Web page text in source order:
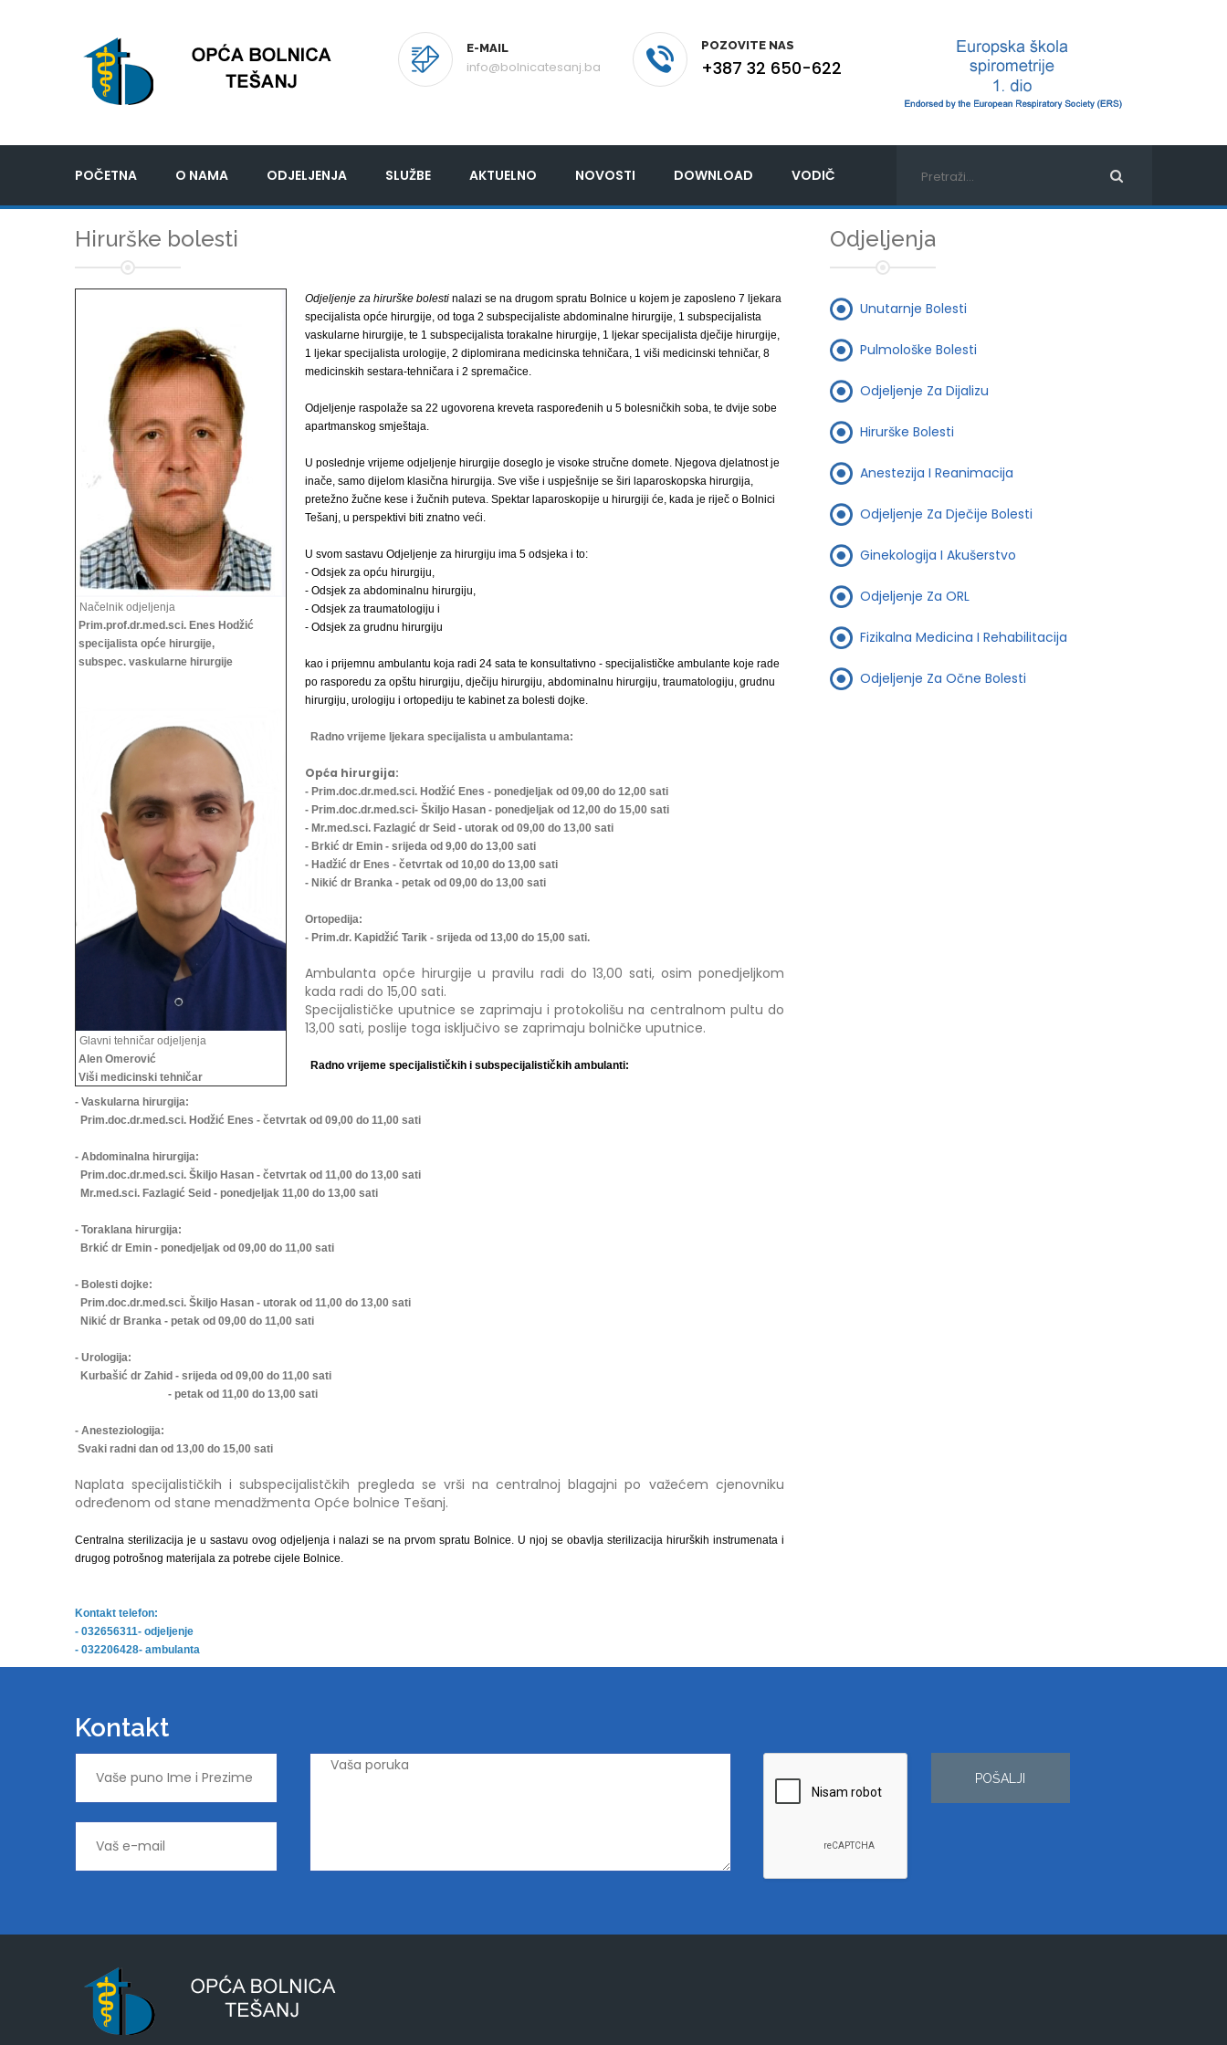
E-MAIL
info@bolnicatesanj.ba
POZOVITE NAS
+387 32 650-622
POČETNA O NAMA ODJELJENJA SLUŽBE AKTUELNO NOVOSTI DOWNLOAD VODIČ
Hirurške bolesti
Načelnik odjeljenja
Prim.prof.dr.med.sci. Enes Hodžić
specijalista opće hirurgije,
subspec. vaskularne hirurgije
Glavni tehničar odjeljenja
Alen Omerović
Viši medicinski tehničar
Odjeljenje za hirurške bolesti nalazi se na drugom spratu Bolnice u kojem je zaposleno 7 ljekara
specijalista opće hirurgije, od toga 2 subspecijaliste abdominalne hirurgije, 1 subspecijalista
vaskularne hirurgije, te 1 subspecijalista torakalne hirurgije, 1 ljekar specijalista dječije hirurgije,
1 ljekar specijalista urologije, 2 diplomirana medicinska tehničara, 1 viši medicinski tehničar, 8
medicinskih sestara-tehničara i 2 spremačice.
Odjeljenje raspolaže sa 22 ugovorena kreveta raspoređenih u 5 bolesničkih soba, te dvije sobe
apartmanskog smještaja.
U poslednje vrijeme odjeljenje hirurgije doseglo je visoke stručne domete. Njegova djelatnost je
inače, samo dijelom klasična hirurgija. Sve više i uspješnije se širi laparoskopska hirurgija,
pretežno žučne kese i žučnih puteva. Spektar laparoskopije u hirurgiji će, kada je riječ o Bolnici
Tešanj, u perspektivi biti znatno veći.
U svom sastavu Odjeljenje za hirurgiju ima 5 odsjeka i to:
- Odsjek za opću hirurgiju,
- Odsjek za abdominalnu hirurgiju,
- Odsjek za traumatologiju i
- Odsjek za grudnu hirurgiju
kao i prijemnu ambulantu koja radi 24 sata te konsultativno - specijalističke ambulante koje rade
po rasporedu za opštu hirurgiju, dječiju hirurgiju, abdominalnu hirurgiju, traumatologiju, grudnu
hirurgiju, urologiju i ortopediju te kabinet za bolesti dojke.
Radno vrijeme ljekara specijalista u ambulantama:
Opća hirurgija:
- Prim.doc.dr.med.sci. Hodžić Enes - ponedjeljak od 09,00 do 12,00 sati
- Prim.doc.dr.med.sci- Škiljo Hasan - ponedjeljak od 12,00 do 15,00 sati
- Mr.med.sci. Fazlagić dr Seid - utorak od 09,00 do 13,00 sati
- Brkić dr Emin - srijeda od 9,00 do 13,00 sati
- Hadžić dr Enes - četvrtak od 10,00 do 13,00 sati
- Nikić dr Branka - petak od 09,00 do 13,00 sati
Ortopedija:
- Prim.dr. Kapidžić Tarik - srijeda od 13,00 do 15,00 sati.
Ambulanta opće hirurgije u pravilu radi do 13,00 sati, osim ponedjeljkom
kada radi do 15,00 sati.
Specijalističke uputnice se zaprimaju i protokolišu na centralnom pultu do
13,00 sati, poslije toga isključivo se zaprimaju bolničke uputnice.
Radno vrijeme specijalističkih i subspecijalističkih ambulanti:
- Vaskularna hirurgija:
Prim.doc.dr.med.sci. Hodžić Enes - četvrtak od 09,00 do 11,00 sati
- Abdominalna hirurgija:
Prim.doc.dr.med.sci. Škiljo Hasan - četvrtak od 11,00 do 13,00 sati
Mr.med.sci. Fazlagić Seid - ponedjeljak 11,00 do 13,00 sati
- Toraklana hirurgija:
Brkić dr Emin - ponedjeljak od 09,00 do 11,00 sati
- Bolesti dojke:
Prim.doc.dr.med.sci. Škiljo Hasan - utorak od 11,00 do 13,00 sati
Nikić dr Branka - petak od 09,00 do 11,00 sati
- Urologija:
Kurbašić dr Zahid - srijeda od 09,00 do 11,00 sati
- petak od 11,00 do 13,00 sati
- Anesteziologija:
Svaki radni dan od 13,00 do 15,00 sati
Naplata specijalističkih i subspecijalistčkih pregleda se vrši na centralnoj blagajni po važećem cjenovniku
određenom od stane menadžmenta Opće bolnice Tešanj.
Centralna sterilizacija je u sastavu ovog odjeljenja i nalazi se na prvom spratu Bolnice. U njoj se obavlja sterilizacija hirurških instrumenata i
drugog potrošnog materijala za potrebe cijele Bolnice.
Kontakt telefon:
- 032656311- odjeljenje
- 032206428- ambulanta
Odjeljenja
Unutarnje Bolesti
Pulmološke Bolesti
Odjeljenje Za Dijalizu
Hirurške Bolesti
Anestezija I Reanimacija
Odjeljenje Za Dječije Bolesti
Ginekologija I Akušerstvo
Odjeljenje Za ORL
Fizikalna Medicina I Rehabilitacija
Odjeljenje Za Očne Bolesti
Kontakt
POŠALJI